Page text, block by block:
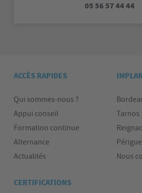
05 56 57 44 44
ACCÈS RAPIDES
Qui sommes-nous ?
Appui conseil
Formation continue
Alternance
Actualités
Tarnos
Reignac
Nous
CERTIFICATIONS